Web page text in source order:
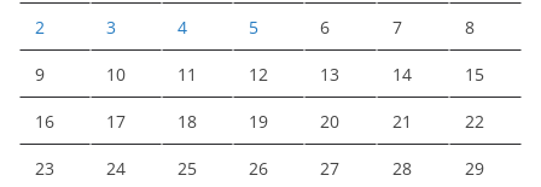
2 3 4 5 6 7 8
9 10 11 12 13 14 15
16 17 18 19 20 21 22
23 24 25 26 27 28 29